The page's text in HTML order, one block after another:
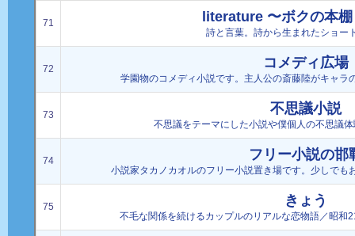
71 literature 〜ボクの本
詩と言葉。詩から生まれたショー
72 コメディ広場
学園物のコメディ小説です。主人公の斎藤陸がキャラ
73 不思議小説
不思議をテーマにした小説や僕個人の不思議
74 フリー小説の邯
小説家タカノカオルのフリー小説置き場です。少しでも
75 きょう
不毛な関係を続けるカップルのリアルな恋物語／昭和